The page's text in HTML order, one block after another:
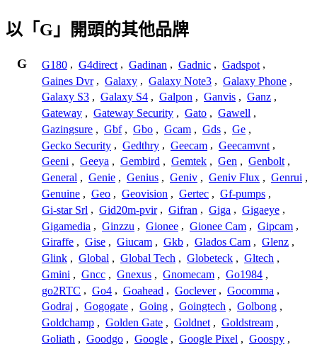
以「G」開頭的其他品牌
G G180 , G4direct , Gadinan , Gadnic , Gadspot ,
Gaines Dvr , Galaxy , Galaxy Note3 , Galaxy Phone ,
Galaxy S3 , Galaxy S4 , Galpon , Ganvis , Ganz ,
Gateway , Gateway Security , Gato , Gawell ,
Gazingsure , Gbf , Gbo , Gcam , Gds , Ge ,
Gecko Security , Gedthry , Geecam , Geecamvnt ,
Geeni , Geeya , Gembird , Gemtek , Gen , Genbolt ,
General , Genie , Genius , Geniv , Geniv Flux , Genrui ,
Genuine , Geo , Geovision , Gertec , Gf-pumps ,
Gi-star Srl , Gid20m-pvir , Gifran , Giga , Gigaeye ,
Gigamedia , Ginzzu , Gionee , Gionee Cam , Gipcam ,
Giraffe , Gise , Giucam , Gkb , Glados Cam , Glenz ,
Glink , Global , Global Tech , Globeteck , Gltech ,
Gmini , Gncc , Gnexus , Gnomecam , Go1984 ,
go2RTC , Go4 , Goahead , Goclever , Gocomma ,
Godraj , Gogogate , Going , Goingtech , Golbong ,
Goldchamp , Golden Gate , Goldnet , Goldstream ,
Goliath , Goodgo , Google , Google Pixel , Goospy ,